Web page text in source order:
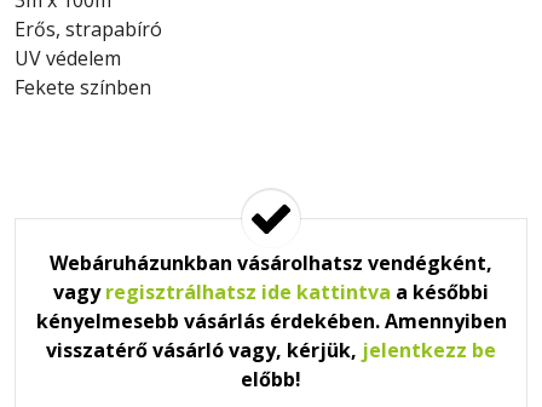
Erős, strapabíró
UV védelem
Fekete színben
Webáruházunkban vásárolhatsz vendégként,
vagyregisztrálhatsz ide kattintva a későbbi
kényelmesebb vásárlás érdekében. Amennyiben
visszatérő vásárló vagy, kérjük, jelentkezz be
előbb!